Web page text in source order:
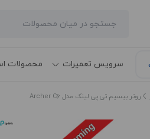
سرویس تعمیرات محصولات
روتر بیسیم تی پی لینک مدل Archer C6